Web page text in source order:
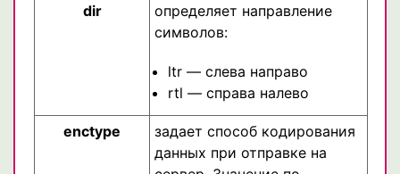
dir
определяет направление
символов:
ltr — слева направо
rtl — справа налево
enctype
задает способ кодирования
данных при отправке на